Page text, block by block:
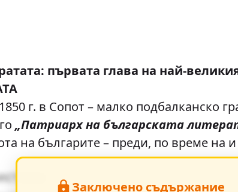
първата глава на най-
г. в Сопот – малко подбалканско
„Патриарх на българската
на българите – преди, по време на
Заключено съдържание